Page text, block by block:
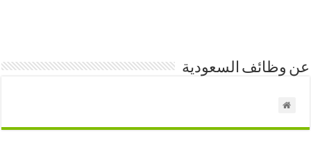
عن وظائف السعودية